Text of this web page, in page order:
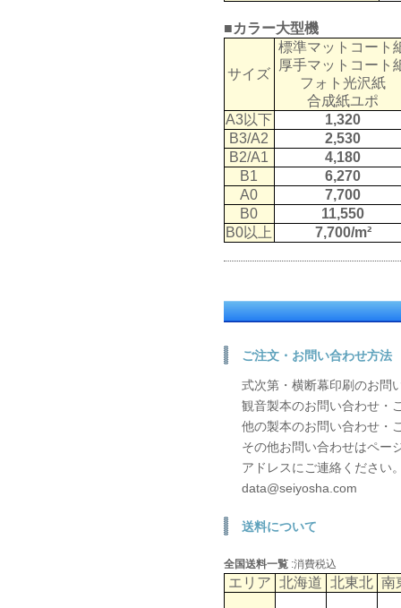
■カラー大型機
サイズ
標準マットコート
厚手マットコート
フォト光沢紙
合成紙ユポ
A3以下
1,320
B3/A2
2,530
B2/A1
4,180
B1
6,270
A0
7,700
B0
11,550
B0以上
7,700/m²
ご注文・お問い合わせ方法
式次第・横断幕印刷のお問
観音製本のお問い合わせ・
他の製本のお問い合わせ・
その他お問い合わせはペー
アドレスにご連絡ください
data@seiyosha.com
送料について
全国送料一覧 :消費税込
エリア 北海道 北東北 南